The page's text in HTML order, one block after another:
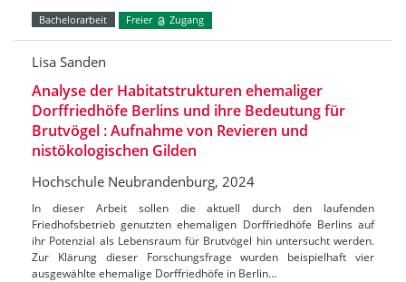
Bachelorarbeit Freier Zugang
Lisa Sanden
Analyse der Habitatstrukturen ehemaliger
Dorffriedhöfe Berlins und ihre Bedeutung für
Brutvögel : Aufnahme von Revieren und
nistökologischen Gilden
Hochschule Neubrandenburg, 2024
In dieser Arbeit sollen die aktuell durch den laufenden
Friedhofsbetrieb genutzten ehemaligen Dorffriedhöfe Berlins auf
ihr Potenzial als Lebensraum für Brutvögel hin untersucht werden.
Zur Klärung dieser Forschungsfrage wurden beispielhaft vier
ausgewählte ehemalige Dorffriedhöfe in Berlin…